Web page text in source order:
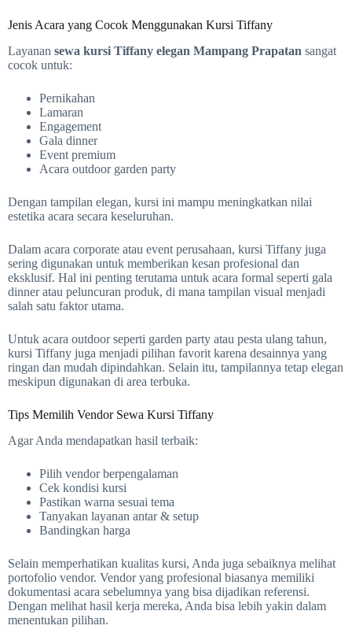
Jenis Acara yang Cocok Menggunakan Kursi Tiffany
Layanan sewa kursi Tiffany elegan Mampang Prapatan sangat
cocok untuk:
Pernikahan
Lamaran
Engagement
Gala dinner
Event premium
Acara outdoor garden party
Dengan tampilan elegan, kursi ini mampu meningkatkan nilai
estetika acara secara keseluruhan.
Dalam acara corporate atau event perusahaan, kursi Tiffany juga
sering digunakan untuk memberikan kesan profesional dan
eksklusif. Hal ini penting terutama untuk acara formal seperti gala
dinner atau peluncuran produk, di mana tampilan visual menjadi
salah satu faktor utama.
Untuk acara outdoor seperti garden party atau pesta ulang tahun,
kursi Tiffany juga menjadi pilihan favorit karena desainnya yang
ringan dan mudah dipindahkan. Selain itu, tampilannya tetap elegan
meskipun digunakan di area terbuka.
Tips Memilih Vendor Sewa Kursi Tiffany
Agar Anda mendapatkan hasil terbaik:
Pilih vendor berpengalaman
Cek kondisi kursi
Pastikan warna sesuai tema
Tanyakan layanan antar & setup
Bandingkan harga
Selain memperhatikan kualitas kursi, Anda juga sebaiknya melihat
portofolio vendor. Vendor yang profesional biasanya memiliki
dokumentasi acara sebelumnya yang bisa dijadikan referensi.
Dengan melihat hasil kerja mereka, Anda bisa lebih yakin dalam
menentukan pilihan.